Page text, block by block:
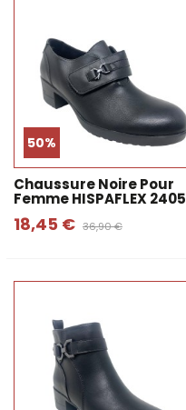
50%
Chaussure Noire Pour
Femme HISPAFLEX 2405
18,45 € 36,90 €